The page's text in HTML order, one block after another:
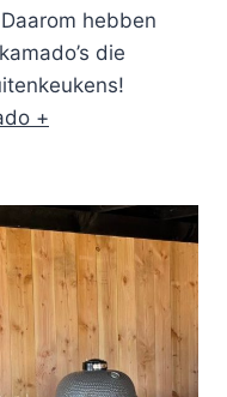
hebben
die
+